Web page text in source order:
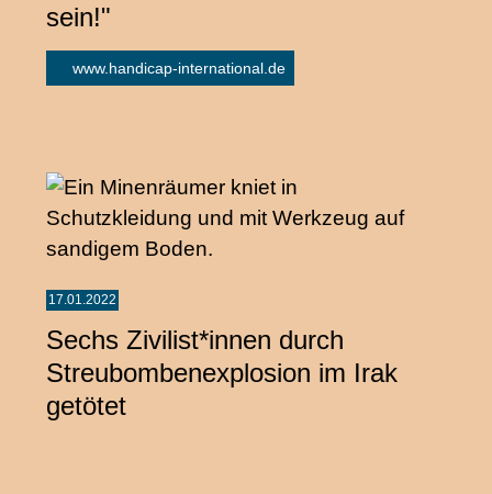
sein!"
www.handicap-international.de
17.01.2022
Sechs Zivilist*innen durch
Streubombenexplosion im Irak
getötet